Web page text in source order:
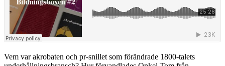
Vem var akrobaten och pr-snillet som förändrade 1800-talets